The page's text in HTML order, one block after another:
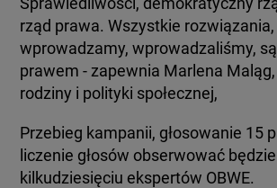
rząd prawa. Wszystkie
wprowadzamy, wprowadzaliśmy,
prawem - zapewnia Marlena
rodziny i polityki społecznej,
Przebieg kampanii, głosowanie 15
liczenie głosów obserwować będzie
kilkudziesięciu ekspertów OBWE.